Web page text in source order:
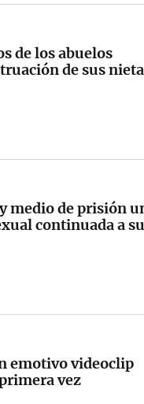
de los abuelos
de sus
medio de prisión
continuada a su
emotivo videoclip
vez